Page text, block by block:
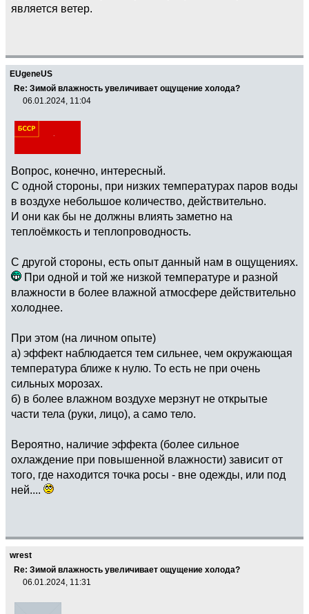
является ветер.
EUgeneUS
Re: Зимой влажность увеличивает ощущение холода?
06.01.2024, 11:04
Вопрос, конечно, интересный.
С одной стороны, при низких температурах паров воды
в воздухе небольшое количество, действительно.
И они как бы не должны влиять заметно на
теплоёмкость и теплопроводность.
С другой стороны, есть опыт данный нам в ощущениях.
При одной и той же низкой температуре и разной
влажности в более влажной атмосфере действительно
холоднее.
При этом (на личном опыте)
а) эффект наблюдается тем сильнее, чем окружающая
температура ближе к нулю. То есть не при очень
сильных морозах.
б) в более влажном воздухе мерзнут не открытые
части тела (руки, лицо), а само тело.
Вероятно, наличие эффекта (более сильное
охлаждение при повышенной влажности) зависит от
того, где находится точка росы - вне одежды, или под
ней....
wrest
Re: Зимой влажность увеличивает ощущение холода?
06.01.2024, 11:31